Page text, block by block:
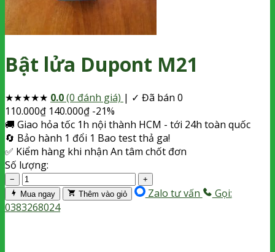
Bật lửa Dupont M21
★★★★★ 0.0(0 đánh giá) | ✓ Đã bán 0
110.000₫ 140.000₫ -21%
🚚 Giao hỏa tốc 1h nội thành HCM - tới 24h toàn quốc
🔄 Bảo hành 1 đổi 1 Bao test thả ga!
✅ Kiểm hàng khi nhận An tâm chốt đơn
Số lượng:
−
+
Mua ngay
Thêm vào giỏ Zalo tư vấn
Gọi:
0383268024